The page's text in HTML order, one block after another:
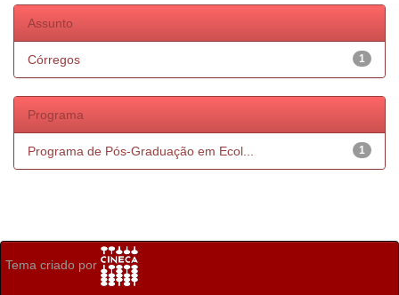
Assunto
1
Córregos
Programa
1
Programa de Pós-Graduação em Ecol...
Tema criado por